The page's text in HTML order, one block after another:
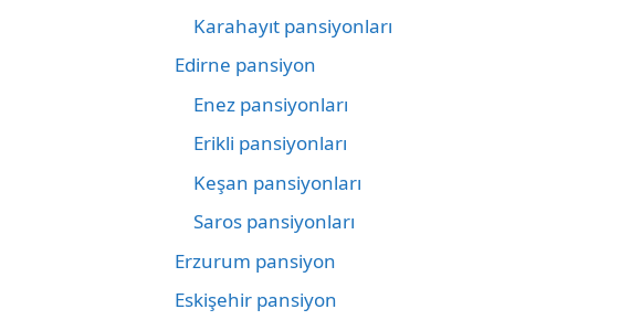
Karahayıt pansiyonları
Edirne pansiyon
Enez pansiyonları
Erikli pansiyonları
Keşan pansiyonları
Saros pansiyonları
Erzurum pansiyon
Eskişehir pansiyon